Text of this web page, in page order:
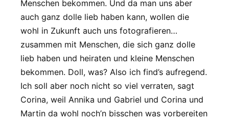
Menschen bekommen. Und da man uns aber
auch ganz dolle lieb haben kann, wollen die
wohl in Zukunft auch uns fotografieren…
zusammen mit Menschen, die sich ganz dolle
lieb haben und heiraten und kleine Menschen
bekommen. Doll, was? Also ich find’s aufregend.
Ich soll aber noch nicht so viel verraten, sagt
Corina, weil Annika und Gabriel und Corina und
Martin da wohl noch’n bisschen was vorbereiten